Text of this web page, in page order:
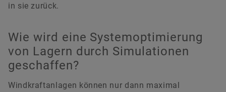
in sie zurück.
Wie wird eine Systemoptimierung
von Lagern durch Simulationen
geschaffen?
Windkraftanlagen können nur dann maximal